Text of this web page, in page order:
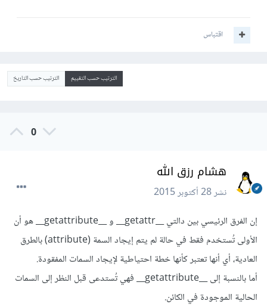
اقتباس
الترتيب حسب التقييم الترتيب حسب التاريخ
0
هشام رزق الله
نشر28 أكتوبر 2015
إن الفرق الرئيسي بين دالتي __getattr__ و __getattribute__ هو أن
الأولى تُستخدم فقط في حالة لم يتم إيجاد السمة (attribute) بالطرق
العادية، أي أنها تعتبر كأنها خطة احتياطية لإيجاد السمات المفقودة.
أما بالنسبة إلى __getattribute__ فهي تُستدعى قبل النظر إلى السمات
الحالية الموجودة في الكائن.